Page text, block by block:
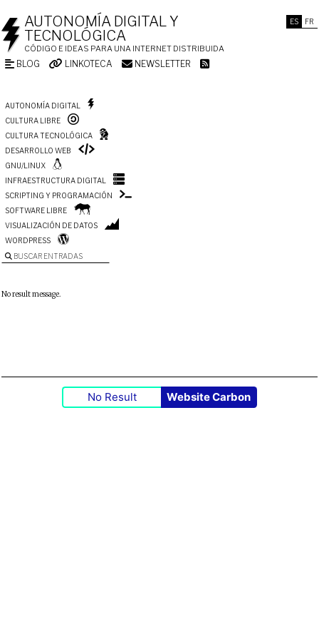
ES FR
AUTONOMÍA DIGITAL Y
TECNOLÓGICA
CÓDIGO E IDEAS PARA UNA INTERNET DISTRIBUIDA
BLOG LINKOTECA NEWSLETTER
AUTONOMÍA DIGITAL
CULTURA LIBRE
CULTURA TECNOLÓGICA
DESARROLLO WEB
GNU/LINUX
INFRAESTRUCTURA DIGITAL
SCRIPTING Y PROGRAMACIÓN
SOFTWARE LIBRE
VISUALIZACIÓN DE DATOS
WORDPRESS
BUSCAR ENTRADAS
No result message.
No Result Website Carbon